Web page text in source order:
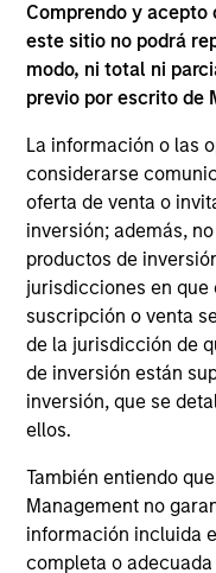
Comprendo y
este sitio no podrá
modo, ni total ni
previo por escrito de
La información o las
considerarse
oferta de venta o
inversión; además,
productos de
jurisdicciones en
suscripción o venta
de la jurisdicción de
de inversión están
inversión, que se
ellos.
También entiendo
Management no
información incluida
completa o
(for realized holdings),
current holdings). The
are the property of
on this website has not
otherwise approved
links shown here, you
third party site. We
only as a convenience
not and does not
investigation,
information contained
shall we be
the site or your use of